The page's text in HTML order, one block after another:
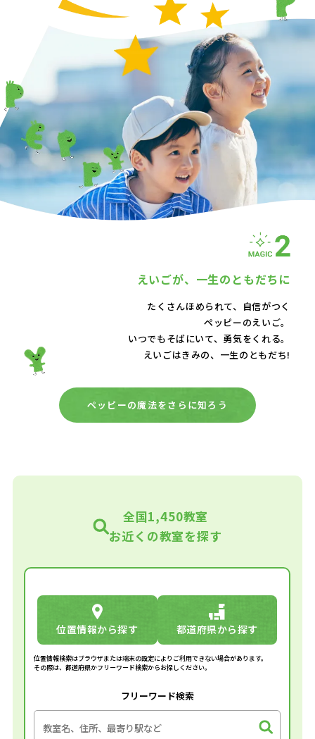
えいごが、 一生のともだちに
たくさんほめられて、自信がつく
ペッピーのえいご。
いつでもそばにいて、 勇気をくれる。
えいごはきみの、一生のともだち!
ペッピーの魔法をさらに知ろう
全国1,450教室
お近くの教室を探す
位置情報から探す 都道府県から探す
位置情報検索はブラウザまたは端末の設定によりご利用できない場合があります。
その際は、都道府県かフリーワード検索からお探しください。
フリーワード検索